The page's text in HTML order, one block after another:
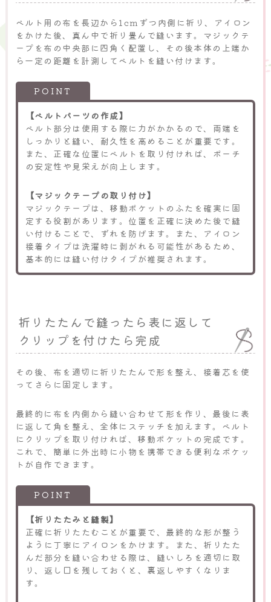
ベルト用の布を長辺から1cmずつ内側に折り、アイロン
をかけた後、真ん中で折り畳んで縫います。マジックテ
ープを布の中央部に四角く配置し、その後本体の上端か
ら一定の距離を計測してベルトを縫い付けます。
【ベルトパーツの作成】
ベルト部分は使用する際に力がかかるので、両端を
しっかりと縫い、耐久性を高めることが重要です。
また、正確な位置にベルトを取り付ければ、ポーチ
の安定性や見栄えが向上します。
【マジックテープの取り付け】
マジックテープは、移動ポケットのふたを確実に固
定する役割があります。位置を正確に決めた後で縫
い付けることで、ずれを防げます。また、アイロン
接着タイプは洗濯時に剥がれる可能性があるため、
基本的には縫い付けタイプが推奨されます。
折りたたんで縫ったら表に返して
クリップを付けたら完成
その後、布を適切に折りたたんで形を整え、接着芯を使
ってさらに固定します。
最終的に布を内側から縫い合わせて形を作り、最後に表
に返して角を整え、全体にステッチを加えます。ベルト
にクリップを取り付ければ、移動ポケットの完成です。
これで、簡単に外出時に小物を携帯できる便利なポケッ
トが自作できます。
【折りたたみと縫製】
正確に折りたたむことが重要で、最終的な形が整う
ように丁寧にアイロンをかけます。また、折りたた
んだ部分を縫い合わせる際は、縫いしろを適切に取
り、返し口を残しておくと、裏返しやすくなりま
す。